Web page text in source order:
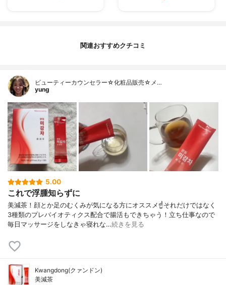
関連おすすめクチコミ
ビューティーカウンセラー☆化粧品販売☆メ…
yung
5.00
これで浮腫知らずに
美減茶！顔とか足のむくみが気になる方にオススメ☝️それだけではなく
3種類のプレバイオティクス配合で腸活もできちゃう！立ち仕事なので
毎日マッサージをしなきゃ寝れな…続きを見る
Kwangdong(クァンドン)
美減茶